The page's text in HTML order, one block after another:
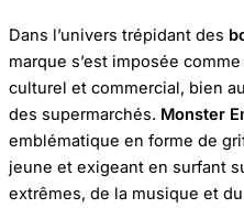
Dans l’univers trépidant des
marque s’est imposée
culturel et commercial, bien
des supermarchés. Monster
emblématique en forme de
jeune et exigeant en surfant
extrêmes, de la musique et